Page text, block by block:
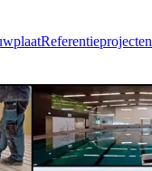
Referentieprojecten